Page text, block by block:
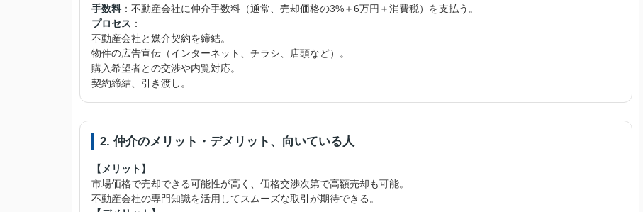
手数料：不動産会社に仲介手数料（通常、売却価格の3%＋6万円＋消費税）を支払う。
プロセス ：
不動産会社と媒介契約を締結。
物件の広告宣伝（インターネット、チラシ、店頭など）。
購入希望者との交渉や内覧対応。
契約締結、引き渡し。
2. 仲介のメリット・デメリット、向いている人
【メリット】
市場価格で売却できる可能性が高く、価格交渉次第で高額売却も可能。
不動産会社の専門知識を活用してスムーズな取引が期待できる。